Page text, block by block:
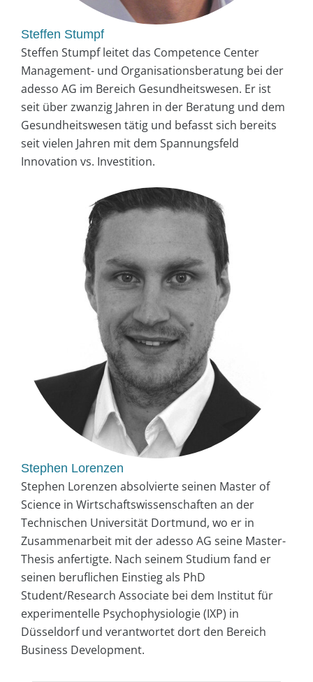
Steffen Stumpf
Steffen Stumpf leitet das Competence Center
Management- und Organisationsberatung bei der
adesso AG im Bereich Gesundheitswesen. Er ist
seit über zwanzig Jahren in der Beratung und dem
Gesundheitswesen tätig und befasst sich bereits
seit vielen Jahren mit dem Spannungsfeld
Innovation vs. Investition.
Stephen Lorenzen
Stephen Lorenzen absolvierte seinen Master of
Science in Wirtschaftswissenschaften an der
Technischen Universität Dortmund, wo er in
Zusammenarbeit mit der adesso AG seine Master-
Thesis anfertigte. Nach seinem Studium fand er
seinen beruflichen Einstieg als PhD
Student/Research Associate bei dem Institut für
experimentelle Psychophysiologie (IXP) in
Düsseldorf und verantwortet dort den Bereich
Business Development.